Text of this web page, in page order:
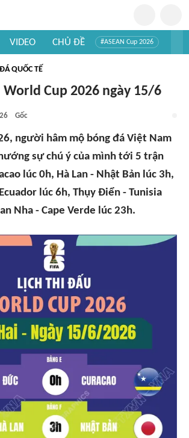
VIDEO CHỦ ĐỀ #ASEAN Cup 2026
QUỐC TẾ
Cup 2026 ngày 15/6
Gốc
người hâm mộ bóng đá Việt Nam
sự chú ý của mình tới 5 trận
lúc 0h, Hà Lan - Nhật Bản lúc 3h,
lúc 6h, Thụy Điển - Tunisia
Nha - Cape Verde lúc 23h.